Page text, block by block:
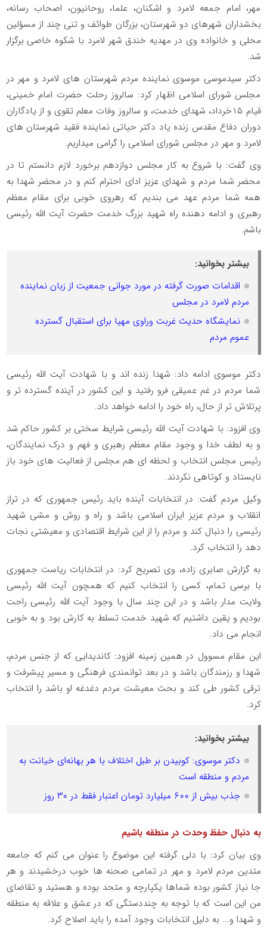
مهر، امام جمعه لامرد و اشکنان، علما، روحانیون، اصحاب رسانه،
بخشداران شهرهای دو شهرستان، بزرگان طوائف و تنی چند از مسؤلین
محلی و خانواده وی در مهدیه خندق شهر لامرد با شکوه خاصی برگزار
شد.
دکتر سیدموسی موسوی نماینده مردم شهرستان های لامرد و مهر در
مجلس شورای اسلامی اظهار کرد: سالروز رحلت حضرت امام خمینی،
قیام ۱۵خرداد، شهدای خدمت، و سالروز وفات معلم تقوی و از یادگاران
دوران دفاع مقدس زنده یاد دکتر حیاتی نماینده فقید شهرستان های
لامرد و مهر در مجلس شورای اسلامی را گرامی میداریم.
وی گفت: با شروع به کار مجلس دوازدهم برخورد لازم دانستم تا در
محضر شما مردم و شهدای عزیز ادای احترام کنم و در محضر شهدا به
همه شما مردم عهد می بندیم که رهروی خوبی برای مقام معظم
رهبری و ادامه دهنده راه شهید بزرگ خدمت حضرت آیت الله رئیسی
باشم.
بیشتر بخوانید:
اقدامات صورت گرفته در مورد جوانی جمعیت از زبان‌ نماینده
مردم لامرد در مجلس
نمایشگاه حدیث غربت وراوی مهیا برای استقبال گسترده
عموم مردم
دکتر موسوی ادامه داد: شهدا زنده اند و با شهادت آیت الله رئیسی
شما مردم در غم عمیقی فرو رفتید و این کشور در آینده گسترده تر و
پرتلاش تر از حال، راه خود را ادامه خواهد داد.
وی افزود: با شهادت آیت الله رئیسی شرایط سختی بر کشور حاکم شد
و به لطف خدا و وجود مقام معظم رهبری و فهم و درک نمایندگان،
رئیس مجلس انتخاب و لحظه ای هم مجلس از فعالیت های خود باز
نایستاد و کوتاهی نکردند.
وکیل مردم گفت: در انتخابات آینده باید رئیس جمهوری که در تراز
انقلاب و مردم عزیز ایران اسلامی باشد و راه و روش و مشی شهید
رئیسی را دنبال کند و مردم را از این شرایط اقتصادی و معیشتی نجات
دهد را انتخاب کرد.
به گزارش صابری زاده، وی تصریح کرد: در انتخابات ریاست جمهوری
با برسی تمام، کسی را انتخاب کنیم که همچون آیت الله رئیسی
ولایت مدار باشد و در این چند سال با وجود آیت الله رئیسی راحت
بودیم و یقین داشتیم که شهید خدمت تسلط به کارش بود و به خوبی
انجام می داد.
این مقام مسوول در همین زمینه افزود: کاندیدایی که از جنس مردم،
شهدا و رزمندگان باشد و در بعد توانمندی فرهنگی و مسیر پیشرفت و
ترقی کشور طی کند و بحث معیشت مردم دغدغه او باشد را انتخاب
کرد.
بیشتر بخوانید:
دکتر موسوی: کوبیدن بر طبل اختلاف با هر بهانه‌ای خیانت به
مردم و منطقه است
جذب بیش‌ از ۶۰۰ میلیارد تومان اعتبار فقط در ۳۰ روز
به دنبال حفظ وحدت در منطقه باشیم
وی بیان کرد: با دلی گرفته این موضوع را عنوان می کنم که جامعه
متدین مردم لامرد و مهر در تمامی صحنه ها خوب درخشیدند و هر
جا نیاز کشور بوده شماها یکپارچه و متحد بوده و هستید و تقاضای
من این است که با توجه به چنددستگی که در عشق و علاقه به منطقه
و شهدا و..‌. به دلیل انتخابات وجود آمده را باید اصلاح کرد.